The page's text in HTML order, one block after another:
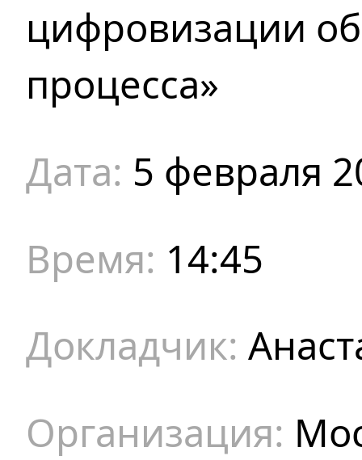
цифровизации
процесса»
5 февраля
14:45